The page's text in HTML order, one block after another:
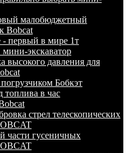
малобюджетный
Bobcat
первый в мире 1т
мини-экскаватор
высокого давления для
Бобкэт
топлива в час
стрел телескопических
части гусеничных